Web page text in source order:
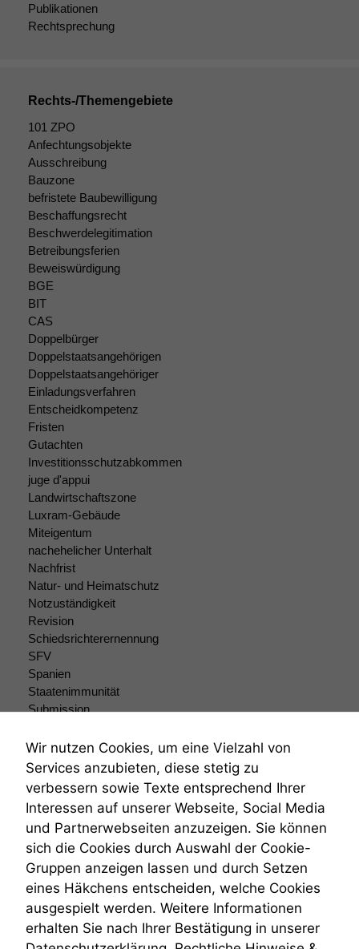
Publikationen
Rechtsprechung
Rechts-/Themengebiete
101 ZPO
Anfechtungsobjekte
Ausschreibung
Bauzone
befristete Baubewilligung
Beschaffungsrecht
Beschwerdelegitimation
Betreibungsferien
Beweiswürdigung
BGE
BIT
CAS
Doppelbürger
Doppelstaatsangehörigen
Doppelstaatsangehöriger
Einladungsverfahren
Entscheidkompetenz
Fristen
Gutachten
Investitionsschutzabkommen
juge d'appui
Landwirtschaftszone
Luxram-Gebäude
Miteigentum
nachehelicher Unterhalt
Nachfrist
Natur- und Heimatschutz
Notzuständigkeit
Revision
Schiedsrichterernennung
SFV
Spanien
Staatenimmunität
Submission
Teilungsklage
Venezuela
VRK
Wiederherstellungsanordnung
Zivilprozessordnung
ZPO
Zustellfiktion
Zuständigkeit
Öffentliches Personalrecht
Öffentlichkeitsprinzip
Wir nutzen Cookies, um eine Vielzahl von
Services anzubieten, diese stetig zu
verbessern sowie Texte entsprechend Ihrer
Interessen auf unserer Webseite, Social Media
und Partnerwebseiten anzuzeigen. Sie können
sich die Cookies durch Auswahl der Cookie-
Gruppen anzeigen lassen und durch Setzen
eines Häkchens entscheiden, welche Cookies
ausgespielt werden. Weitere Informationen
erhalten Sie nach Ihrer Bestätigung in unserer
Marketing
Wir speichern
anonyme Daten ab,
um interne
marketingtechnische
Auswertungen
durchführen zu
können. Diese helfen
uns, unsere Website
zu verbessern.